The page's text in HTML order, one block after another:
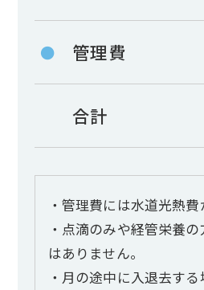
● 管理費
合計
・管理費には水道光熱費
・点滴のみや経管栄養
はありません。
・月の途中に入退去す